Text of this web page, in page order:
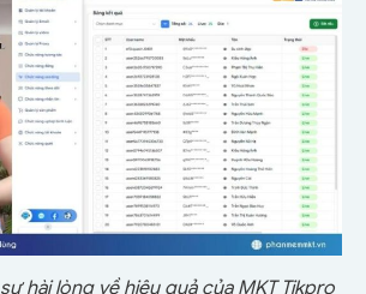
hài lòng về hiệu quả của MKT Tikpro